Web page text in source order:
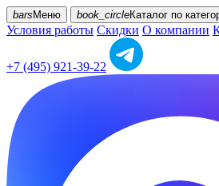
bars Меню book_circleКаталог по
Условия работы Скидки О компании
+7 (495) 921-39-22